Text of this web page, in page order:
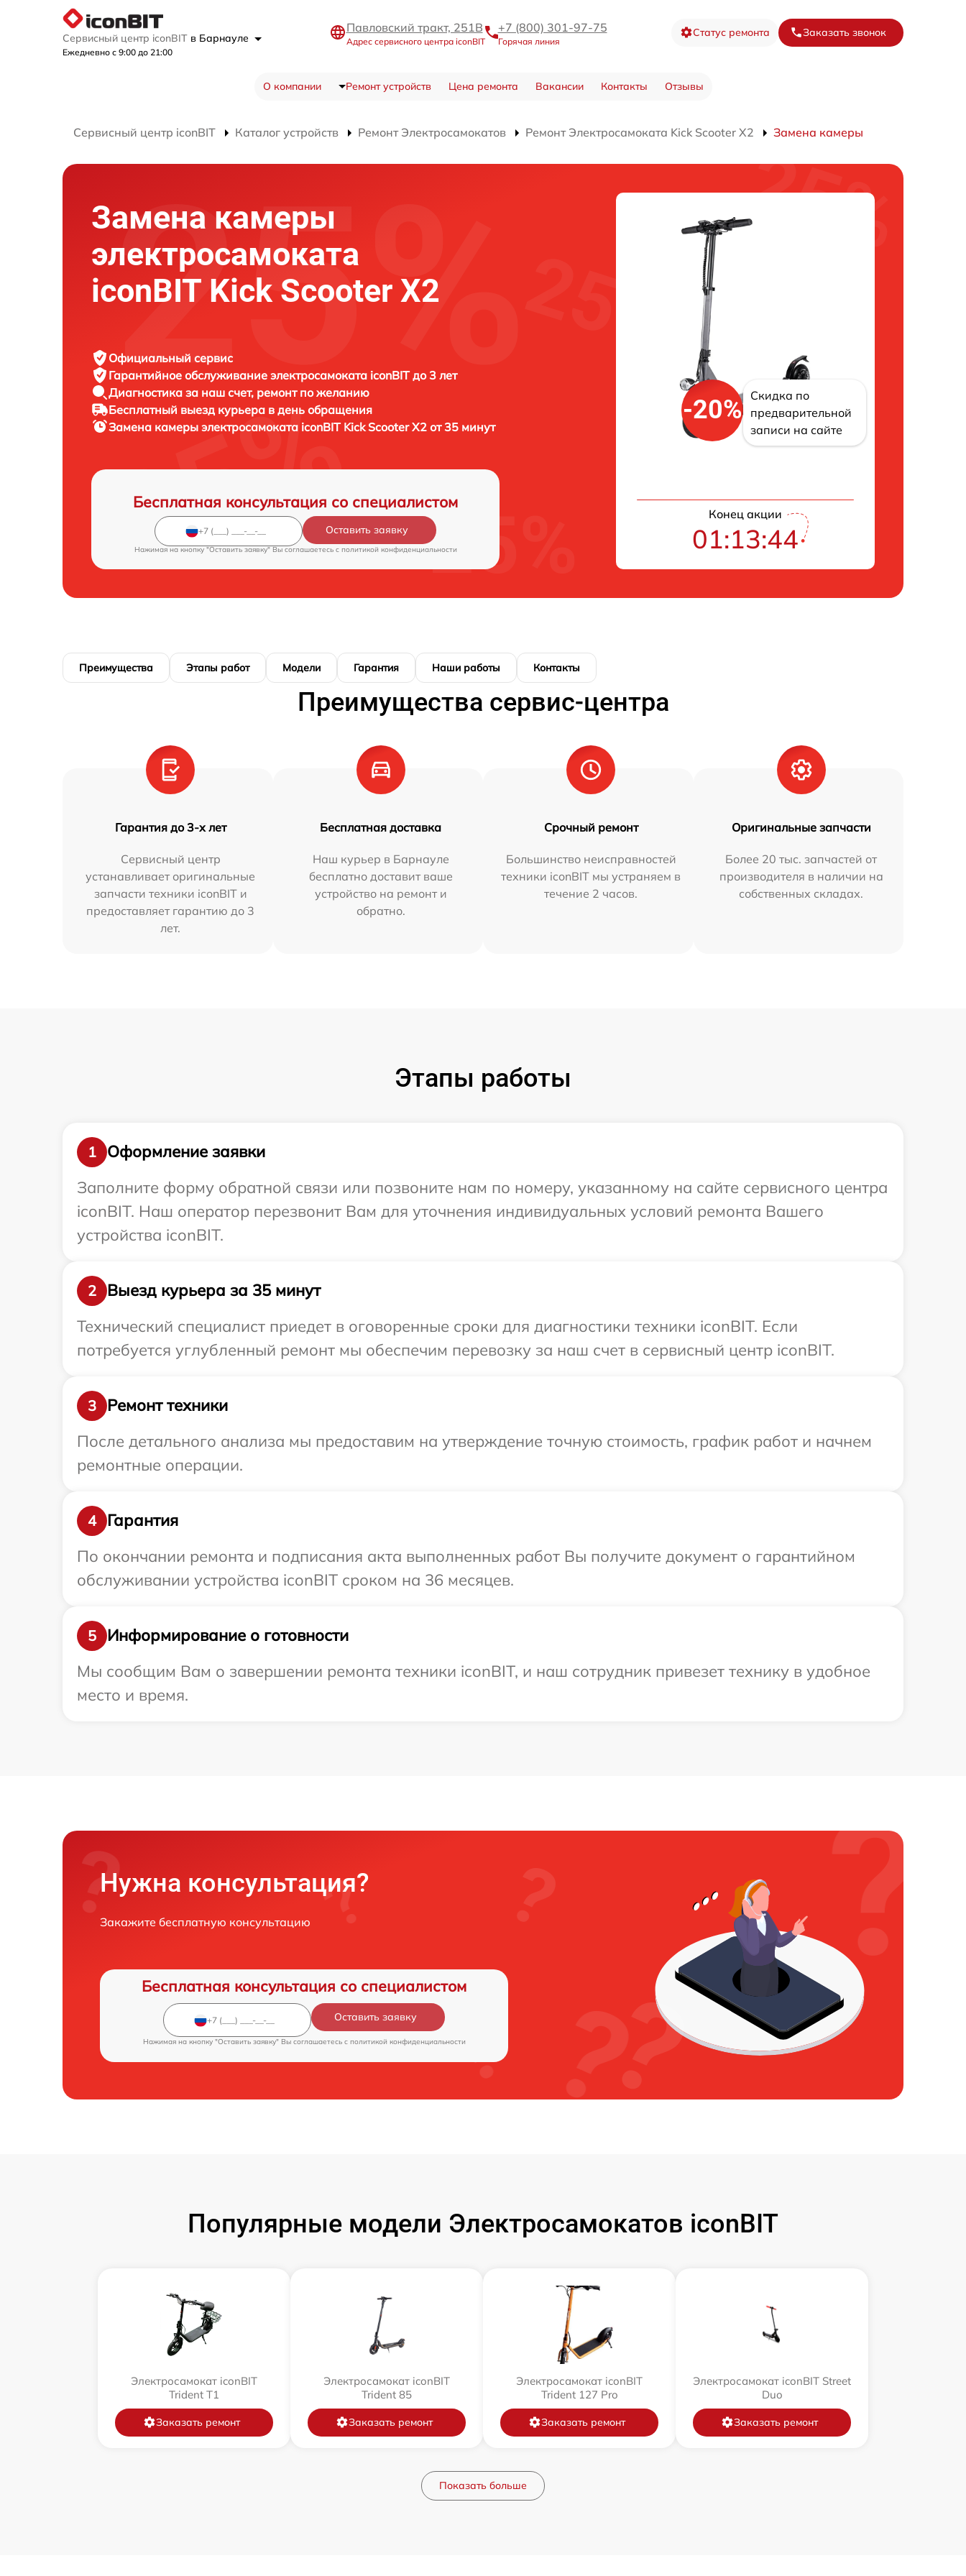
Сервисный центр iconBIT в Барнауле
Ежедневно с 9:00 до 21:00
Павловский тракт, 251В
Адрес сервисного центра iconBIT
+7 (800) 301-97-75
Горячая линия
Статус ремонта Заказать звонок
О компании Ремонт устройств Цена ремонта Вакансии Контакты Отзывы
Сервисный центр iconBIT Каталог устройств Ремонт Электросамокатов Ремонт Электросамоката Kick Scooter X2 Замена камеры
Замена камеры
электросамоката
iconBIT Kick Scooter X2
Официальный сервис
Гарантийное обслуживание электросамоката iconBIT до 3 лет
Диагностика за наш счет, ремонт по желанию
Бесплатный выезд курьера в день обращения
Замена камеры электросамоката iconBIT Kick Scooter X2 от 35 минут
Бесплатная консультация со специалистом
Оставить заявку
Нажимая на кнопку "Оставить заявку" Вы соглашаетесь c политикой конфиденциальности
-20%
Скидка по
предварительной
записи на сайте
Конец акции
01:13:43
Преимущества Этапы работ Модели Гарантия Наши работы Контакты
Преимущества сервис-центра
Гарантия до 3-х лет
Сервисный центр
устанавливает оригинальные
запчасти техники iconBIT и
предоставляет гарантию до 3
лет.
Бесплатная доставка
Наш курьер в Барнауле
бесплатно доставит ваше
устройство на ремонт и
обратно.
Срочный ремонт
Большинство неисправностей
техники iconBIT мы устраняем в
течение 2 часов.
Оригинальные запчасти
Более 20 тыс. запчастей от
производителя в наличии на
собственных складах.
Этапы работы
1
Оформление заявки
Заполните форму обратной связи или позвоните нам по номеру, указанному на сайте сервисного центра
iconBIT. Наш оператор перезвонит Вам для уточнения индивидуальных условий ремонта Вашего
устройства iconBIT.
2
Выезд курьера за 35 минут
Технический специалист приедет в оговоренные сроки для диагностики техники iconBIT. Если
потребуется углубленный ремонт мы обеспечим перевозку за наш счет в сервисный центр iconBIT.
3
Ремонт техники
После детального анализа мы предоставим на утверждение точную стоимость, график работ и начнем
ремонтные операции.
4
Гарантия
По окончании ремонта и подписания акта выполненных работ Вы получите документ о гарантийном
обслуживании устройства iconBIT сроком на 36 месяцев.
5
Информирование о готовности
Мы сообщим Вам о завершении ремонта техники iconBIT, и наш сотрудник привезет технику в удобное
место и время.
Нужна консультация?
Закажите бесплатную консультацию
Бесплатная консультация со специалистом
Оставить заявку
Нажимая на кнопку "Оставить заявку" Вы соглашаетесь c политикой конфиденциальности
Популярные модели Электросамокатов iconBIT
Электросамокат iconBIT
Trident T1
Заказать ремонт
Электросамокат iconBIT
Trident 85
Заказать ремонт
Электросамокат iconBIT
Trident 127 Pro
Заказать ремонт
Электросамокат iconBIT Street
Duo
Заказать ремонт
Показать больше